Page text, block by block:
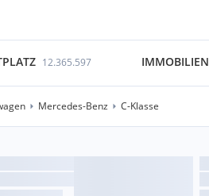
12.365.597 IMMOBILIEN
Mercedes-Benz C-Klasse